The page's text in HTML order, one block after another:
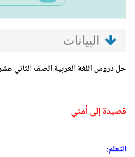
البيانات
حل دروس اللغة العربية الصف الثاني
قصيدة إلى أمتي
التعلم: